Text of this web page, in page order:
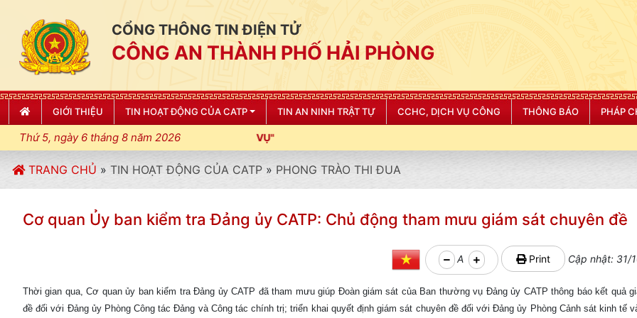
CỔNG THÔNG TIN ĐIỆN TỬ
CÔNG AN THÀNH PHỐ HẢI PHÒNG
GIỚI THIỆU TIN HOẠT ĐỘNG CỦA CATP TIN AN NINH TRẬT TỰ CCHC, DỊCH VỤ CÔNG THÔNG BÁO PHÁP
Thứ 5, ngày 6 tháng 8 năm 2026
TRANG CHỦ » TIN HOẠT ĐỘNG CỦA CATP » PHONG TRÀO THI ĐUA
Cơ quan Ủy ban kiểm tra Đảng ủy CATP: Chủ động tham mưu giám sát chuyên đề
A Print Cập nhật: 31/
Thời gian qua, Cơ quan ủy ban kiểm tra Đảng ủy CATP đã tham mưu giúp Đoàn giám sát của Ban thường vụ Đảng ủy CATP thông báo kết quả
đề đối với Đảng ủy Phòng Công tác Đảng và Công tác chính trị; triển khai quyết định giám sát chuyên đề đối với Đảng ủy Phòng Cảnh sát kinh tế